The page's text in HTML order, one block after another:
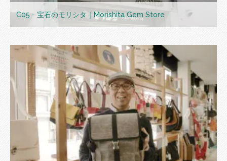
C05 - 宝石のモリシタ｜Morishita Gem Store